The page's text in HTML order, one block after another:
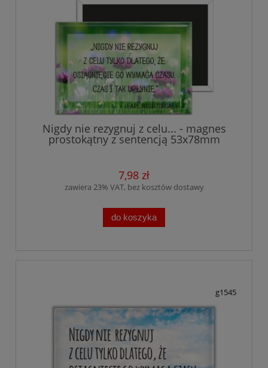
Nigdy nie rezygnuj z celu... - magnes
prostokątny z sentencją 53x78mm
7,98 zł
zawiera 23% VAT, bez kosztów dostawy
do koszyka
g1545